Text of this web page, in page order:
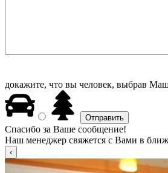
докажите, что вы человек, выбрав
Спасибо за Ваше сообщение!
Наш менеджер свяжется с Вами в